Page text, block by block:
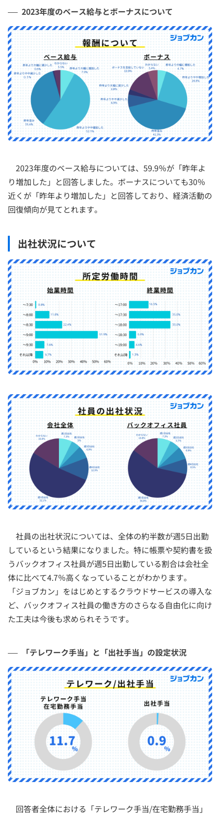
2023年度のベース給与とボーナスについて
2023年度のベース給与については、59.9％が「昨年よ
り増加した」と回答しました。ボーナスについても30％
近くが「昨年より増加した」と回答しており、経済活動の
回復傾向が見てとれます。
出社状況について
社員の出社状況については、全体の約半数が週5日出勤
しているという結果になりました。特に帳票や契約書を扱
うバックオフィス社員が週5日出勤している割合は会社全
体に比べて4.7％高くなっていることがわかります。
「ジョブカン」をはじめとするクラウドサービスの導入な
ど、バックオフィス社員の働き方のさらなる自由化に向け
た工夫は今後も求められそうです。
「テレワーク手当」と「出社手当」の設定状況
回答者全体における「テレワーク手当/在宅勤務手当」